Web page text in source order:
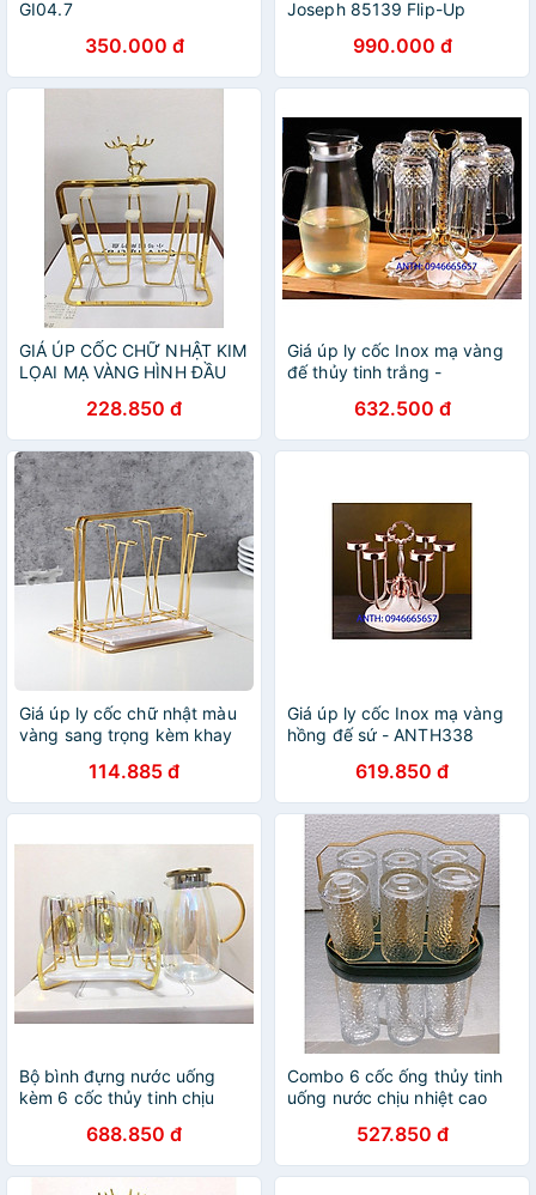
GI04.7
350.000 đ
Joseph 85139 Flip-Up
990.000 đ
GIÁ ÚP CỐC CHỮ NHẬT KIM
LỌAI MẠ VÀNG HÌNH ĐẦU
228.850 đ
Giá úp ly cốc Inox mạ vàng
đế thủy tinh trắng -
632.500 đ
Giá úp ly cốc chữ nhật màu
vàng sang trọng kèm khay
114.885 đ
Giá úp ly cốc Inox mạ vàng
hồng đế sứ - ANTH338
619.850 đ
Bộ bình đựng nước uống
kèm 6 cốc thủy tinh chịu
c kèm giá úp cốc
688.850 đ
Combo 6 cốc ống thủy tinh
uống nước chịu nhiệt cao
có khay hứng nước ngọng
vàng
527.850 đ